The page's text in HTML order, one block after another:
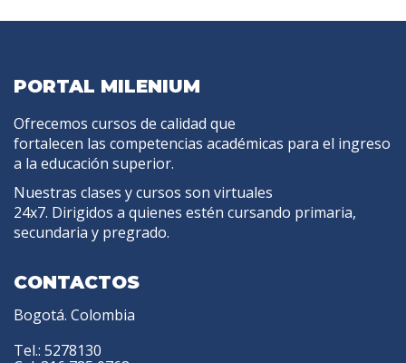
PORTAL MILENIUM
Ofrecemos cursos de calidad que
fortalecen las competencias académicas para el ingreso
a la educación superior.
Nuestras clases y cursos son virtuales
24x7. Dirigidos a quienes estén cursando primaria,
secundaria y pregrado.
CONTACTOS
Bogotá. Colombia
Tel.: 5278130